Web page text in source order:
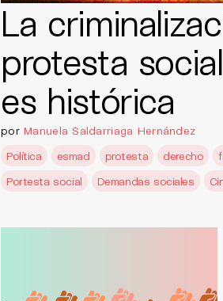
La
protesta
es histórica
por Manuela Saldarriaga Hernández
Política
esmad protesta derecho
Portesta social
Demandas sociales